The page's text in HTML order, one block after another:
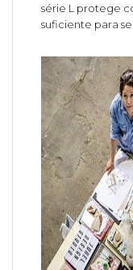
série L protege
suficiente para